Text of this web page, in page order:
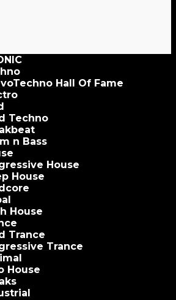
Techno Hall Of Fame
Techno
n Bass
House
House
House
Trance
Trance
House